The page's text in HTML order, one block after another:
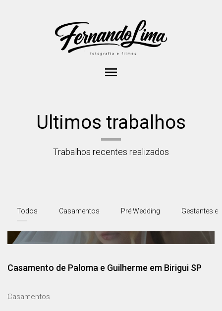
menu
Ultimos trabalhos
Trabalhos recentes realizados
Todos Casamentos Pré Wedding Gestantes e
Casamento de Paloma e Guilherme em Birigui SP
Casamentos